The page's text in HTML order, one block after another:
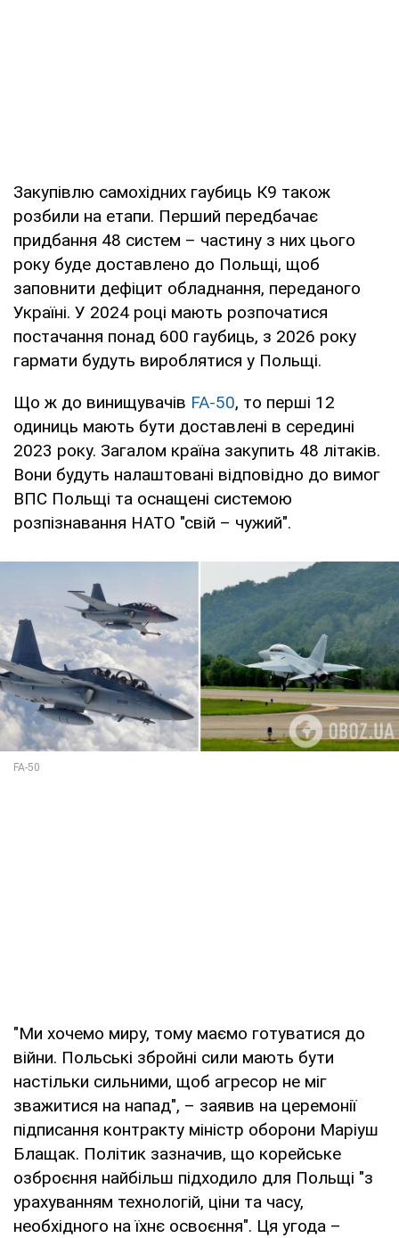
Закупівлю самохідних гаубиць К9 також
розбили на етапи. Перший передбачає
придбання 48 систем – частину з них цього
року буде доставлено до Польщі, щоб
заповнити дефіцит обладнання, переданого
Україні. У 2024 році мають розпочатися
постачання понад 600 гаубиць, з 2026 року
гармати будуть вироблятися у Польщі.
Що ж до винищувачів FA-50, то перші 12
одиниць мають бути доставлені в середині
2023 року. Загалом країна закупить 48 літаків.
Вони будуть налаштовані відповідно до вимог
ВПС Польщі та оснащені системою
розпізнавання НАТО "свій – чужий".
"Ми хочемо миру, тому маємо готуватися до
війни. Польські збройні сили мають бути
настільки сильними, щоб агресор не міг
зважитися на напад", – заявив на церемонії
підписання контракту міністр оборони Маріуш
Блащак. Політик зазначив, що корейське
озброєння найбільш підходило для Польщі "з
урахуванням технологій, ціни та часу,
необхідного на їхнє освоєння". Ця угода –